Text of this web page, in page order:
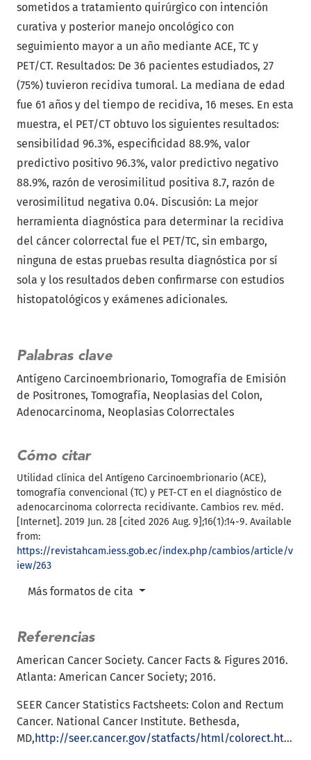
Palabras clave
Antígeno Carcinoembrionario Tomografía de Emisión
de Positrones Tomografía Neoplasias del Colon
Adenocarcinoma Neoplasias Colorrectales
Cómo citar
Utilidad clínica del Antígeno Carcinoembrionario (ACE),
tomografía convencional (TC) y PET-CT en el diagnóstico de
adenocarcinoma colorrecta recidivante. Cambios rev. méd.
[Internet]. 2019 Jun. 28 [cited 2026 Aug. 9];16(1):14-9. Available
from:
https://revistahcam.iess.gob.ec/index.php/cambios/article/v
iew/263
Más formatos de cita
sometidos a tratamiento quirúrgico con intención
curativa y posterior manejo oncológico con
seguimiento mayor a un año mediante ACE, TC y
PET/CT. Resultados: De 36 pacientes estudiados, 27
(75%) tuvieron recidiva tumoral. La mediana de edad
fue 61 años y del tiempo de recidiva, 16 meses. En esta
muestra, el PET/CT obtuvo los siguientes resultados:
sensibilidad 96.3%, especificidad 88.9%, valor
predictivo positivo 96.3%, valor predictivo negativo
88.9%, razón de verosimilitud positiva 8.7, razón de
verosimilitud negativa 0.04. Discusión: La mejor
herramienta diagnóstica para determinar la recidiva
del cáncer colorrectal fue el PET/TC, sin embargo,
ninguna de estas pruebas resulta diagnóstica por sí
sola y los resultados deben confirmarse con estudios
histopatológicos y exámenes adicionales.
Referencias
American Cancer Society. Cancer Facts & Figures 2016.
Atlanta: American Cancer Society; 2016.
SEER Cancer Statistics Factsheets: Colon and Rectum
Cancer. National Cancer Institute. Bethesda,
MD,http://seer.cancer.gov/statfacts/html/colorect.html